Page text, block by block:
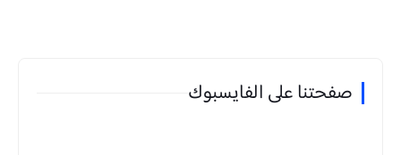
صفحتنا على الفايسبوك